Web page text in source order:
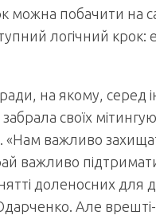
можна побачити на
логічний крок:
на якому,
своїх
«Нам важливо
важливо
доленосних
Але